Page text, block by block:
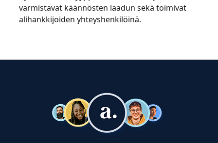
varmistavat käännösten laadun sekä toimivat
alihankkijoiden yhteyshenkilöinä.